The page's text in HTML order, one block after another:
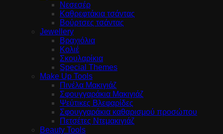
Νεσεσέρ
Καθρεφτάκια τσάντας
Βούρτσες τσάντας
Jewellery
Βραχιόλια
Κολιέ
Σκουλαρίκια
Special Themes
Make Up Tools
Πινέλα Μακιγιάζ
Σφουγγαράκια Μακιγιάζ
Ψεύτικες Βλεφαρίδες
Σφουγγαράκια καθαρισμού προσώπου
Πετσέτες Ντεμακιγιάζ
Beauty Tools